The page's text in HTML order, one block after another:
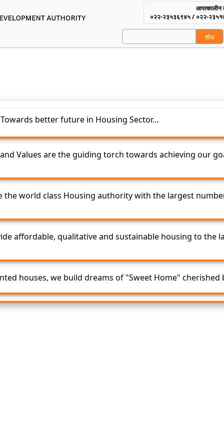
आपत्कालीन
०२२-२३५३६९४५ / ०२२-
शोध
and Area
better future in Housing Sector…
Values are the guiding torch towards achieving our
the world class Housing authority with the largest
affordable, qualitative and sustainable housing to the
houses, we build dreams of "Sweet Home" cherished